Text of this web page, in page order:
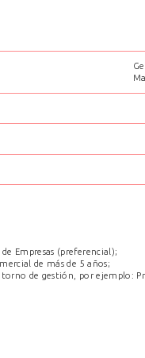
Empresas (preferencial);
de más de 5 años;
de gestión, por ejemplo: